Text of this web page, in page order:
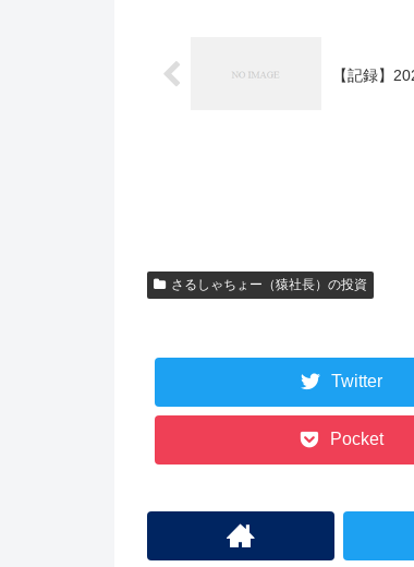
【記録】
さるしゃちょー（猿社長）の投資
Twitter
Pocket